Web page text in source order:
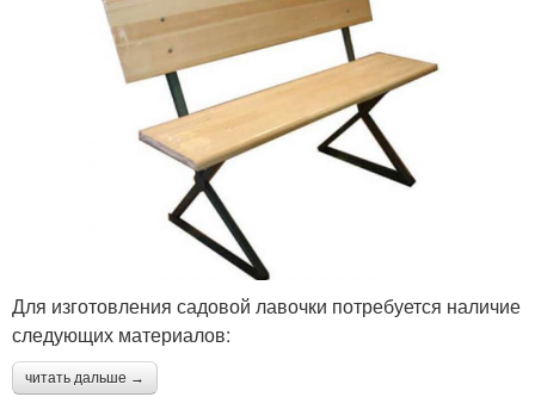
Для изготовления садовой лавочки потребуется наличие
следующих материалов:
читать дальше →